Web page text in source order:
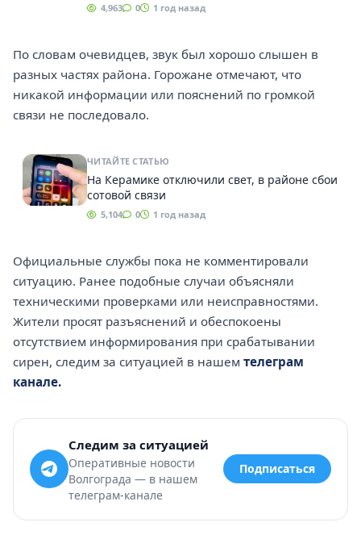
4,963 0 1 год назад
По словам очевидцев, звук был хорошо слышен в
разных частях района. Горожане отмечают, что
никакой информации или пояснений по громкой
связи не последовало.
ЧИТАЙТЕ СТАТЬЮ
На Керамике отключили свет, в районе сбои
сотовой связи
5,104 0 1 год назад
Официальные службы пока не комментировали
ситуацию. Ранее подобные случаи объясняли
техническими проверками или неисправностями.
Жители просят разъяснений и обеспокоены
отсутствием информирования при срабатывании
сирен, следим за ситуацией в нашем телеграм
канале.
Следим за ситуацией
Оперативные новости
Волгограда — в нашем
телеграм-канале
Подписаться